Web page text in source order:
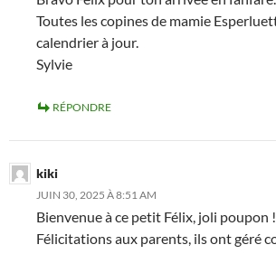
Toutes les copines de mamie
calendrier à jour.
Sylvie
RÉPONDRE
kiki
JUIN 30, 2025 À 8:51 AM
Bienvenue à ce petit Félix, joli poupon !
Félicitations aux parents, ils ont géré